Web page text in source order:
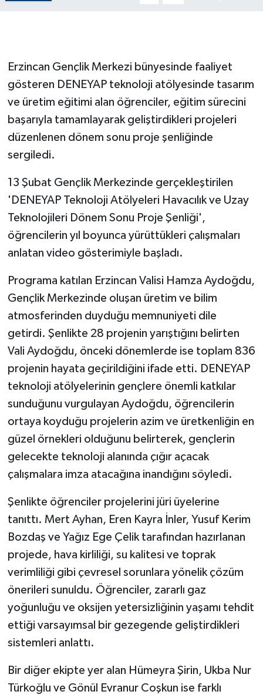
Erzincan Gençlik Merkezi bünyesinde faaliyet
gösteren DENEYAP teknoloji atölyesinde tasarım
ve üretim eğitimi alan öğrenciler, eğitim sürecini
başarıyla tamamlayarak geliştirdikleri projeleri
düzenlenen dönem sonu proje şenliğinde
sergiledi.
13 Şubat Gençlik Merkezinde gerçekleştirilen
'DENEYAP Teknoloji Atölyeleri Havacılık ve Uzay
Teknolojileri Dönem Sonu Proje Şenliği',
öğrencilerin yıl boyunca yürüttükleri çalışmaları
anlatan video gösterimiyle başladı.
Programa katılan Erzincan Valisi Hamza Aydoğdu,
Gençlik Merkezinde oluşan üretim ve bilim
atmosferinden duyduğu memnuniyeti dile
getirdi. Şenlikte 28 projenin yarıştığını belirten
Vali Aydoğdu, önceki dönemlerde ise toplam 836
projenin hayata geçirildiğini ifade etti. DENEYAP
teknoloji atölyelerinin gençlere önemli katkılar
sunduğunu vurgulayan Aydoğdu, öğrencilerin
ortaya koyduğu projelerin azim ve üretkenliğin en
güzel örnekleri olduğunu belirterek, gençlerin
gelecekte teknoloji alanında çığır açacak
çalışmalara imza atacağına inandığını söyledi.
Şenlikte öğrenciler projelerini jüri üyelerine
tanıttı. Mert Ayhan, Eren Kayra İnler, Yusuf Kerim
Bozdaş ve Yağız Ege Çelik tarafından hazırlanan
projede, hava kirliliği, su kalitesi ve toprak
verimliliği gibi çevresel sorunlara yönelik çözüm
önerileri sunuldu. Öğrenciler, zararlı gaz
yoğunluğu ve oksijen yetersizliğinin yaşamı tehdit
ettiği varsayımsal bir gezegende geliştirdikleri
sistemleri anlattı.
Bir diğer ekipte yer alan Hümeyra Şirin, Ukba Nur
Türkoğlu ve Gönül Evranur Coşkun ise farklı
GÜNDEM
Güvenlik
HABERDE İNSAN
İş Dünyası
Jandarma
KÜLTÜR SANAT
Otomobil
POLİTİKA
SİYASET
SPOR HABERLERİ
TEKNOLOJİ
Turizm
ÜLKE GÜNDEMİ
YAŞAM
YEREL